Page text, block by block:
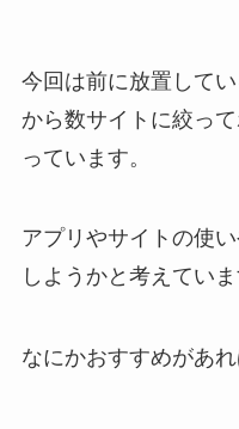
今回は前に放置して
から数サイトに絞っ
っています。
アプリやサイトの使
しようかと考えていま
なにかおすすめがあ